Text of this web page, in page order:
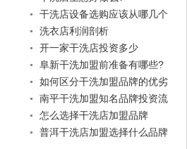
干洗店设备选购应该从哪几个
方面着手？
洗衣店利润剖析
开一家干洗店投资多少
阜新干洗加盟前准备有哪些?
有哪些加盟流程呢?
如何区分干洗加盟品牌的优劣
南平干洗加盟知名品牌投资流
程
怎么选择干洗店加盟品牌
普洱干洗店加盟选择什么品牌